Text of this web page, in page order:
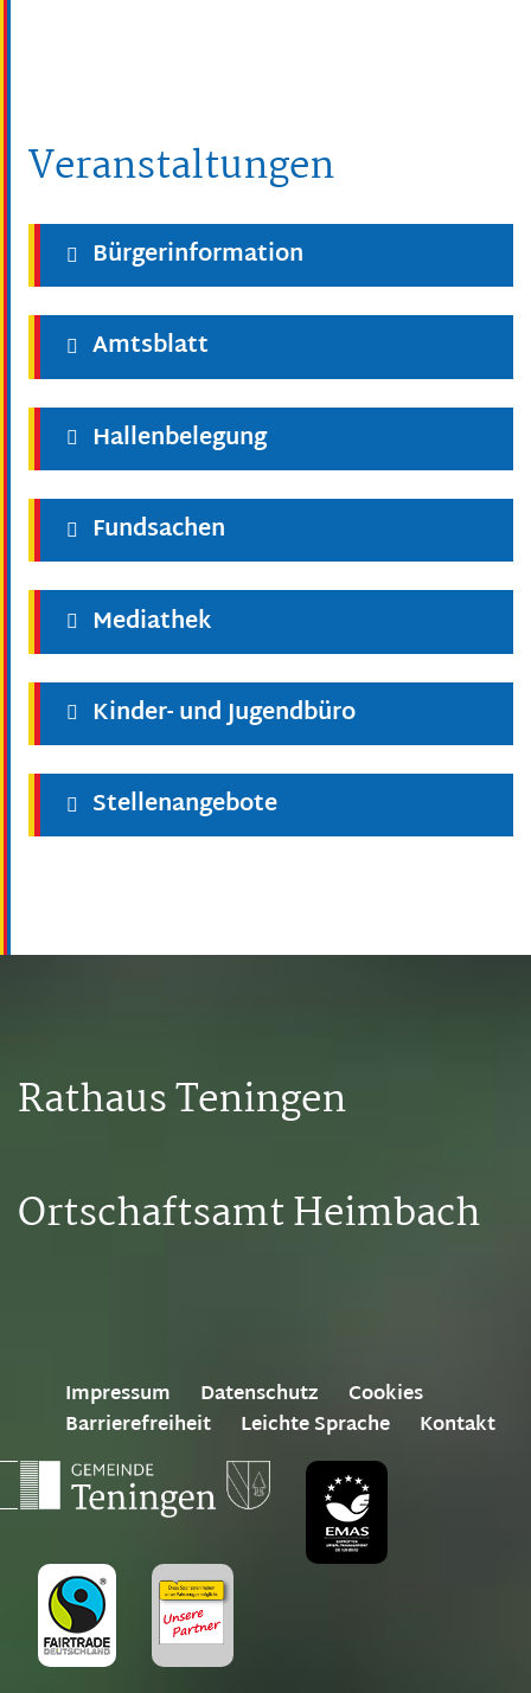
Veranstaltungen
Bürgerinformation
Amtsblatt
Hallenbelegung
Fundsachen
Mediathek
Kinder- und Jugendbüro
Stellenangebote
Rathaus Teningen
Ortschaftsamt Heimbach
Impressum Datenschutz
Cookies
Barrierefreiheit
Leichte Sprache Kontakt